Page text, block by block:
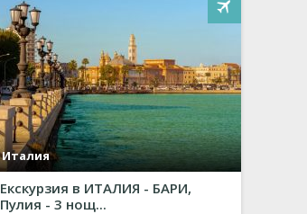
Италия
Екскурзия в ИТАЛИЯ - БАРИ,
Пулия - 3 нощ...